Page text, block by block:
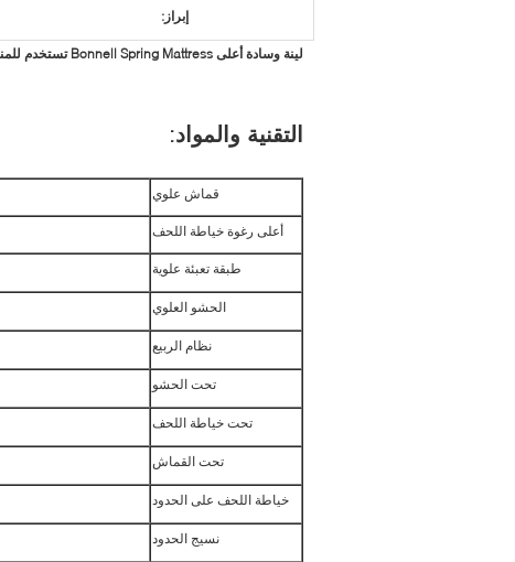
إبراز:
لينة وسادة أعلى Bonnell Spring Mattress تستخدم للمنزل مرتبة مريحة للغاية
التقنية والمواد:
قماش علوي
أعلى رغوة خياطة اللحف
طبقة تعبئة علوية
الحشو العلوي
نظام الربيع
تحت الحشو
تحت خياطة اللحف
تحت القماش
خياطة اللحف على الحدود
نسيج الحدود